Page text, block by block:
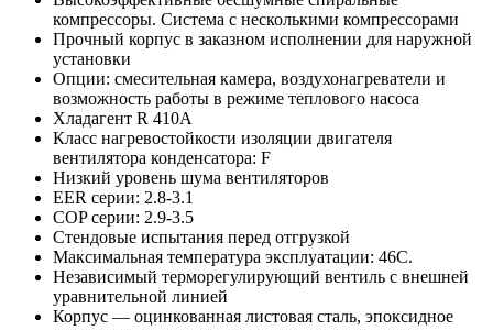
компрессоры. Система с несколькими компрессорами
Прочный корпус в заказном исполнении для наружной
установки
Опции: смесительная камера, воздухонагреватели и
возможность работы в режиме теплового насоса
Хладагент R 410A
Класс нагревостойкости изоляции двигателя
вентилятора конденсатора: F
Низкий уровень шума вентиляторов
EER серии: 2.8-3.1
COP серии: 2.9-3.5
Стендовые испытания перед отгрузкой
Максимальная температура эксплуатации: 46С.
Независимый терморегулирующий вентиль с внешней
уравнительной линией
Корпус — оцинкованная листовая сталь, эпоксидное